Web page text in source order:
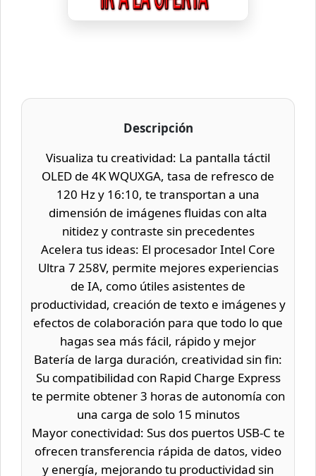
Descripción
Visualiza tu creatividad: La pantalla táctil
OLED de 4K WQUXGA, tasa de refresco de
120 Hz y 16:10, te transportan a una
dimensión de imágenes fluidas con alta
nitidez y contraste sin precedentes
Acelera tus ideas: El procesador Intel Core
Ultra 7 258V, permite mejores experiencias
de IA, como útiles asistentes de
productividad, creación de texto e imágenes y
efectos de colaboración para que todo lo que
hagas sea más fácil, rápido y mejor
Batería de larga duración, creatividad sin fin:
Su compatibilidad con Rapid Charge Express
te permite obtener 3 horas de autonomía con
una carga de solo 15 minutos
Mayor conectividad: Sus dos puertos USB-C te
ofrecen transferencia rápida de datos, video
y energía, mejorando tu productividad sin